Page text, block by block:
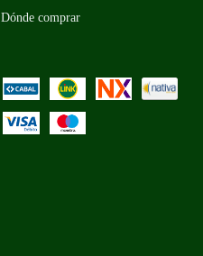
Dónde comprar